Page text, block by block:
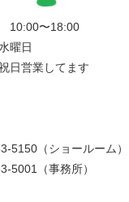
10:00〜18:00
曜日
日営業してます
5150（ショールーム）
5001（事務所）